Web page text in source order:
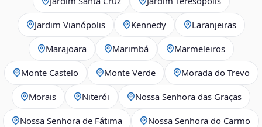
Jardim Vianópolis Kennedy Laranjeiras
Marajoara Marimbá Marmeleiros
Monte Castelo Monte Verde Morada do Trevo
Morais Niterói Nossa Senhora das Graças
Nossa Senhora de Fátima Nossa Senhora do Carmo